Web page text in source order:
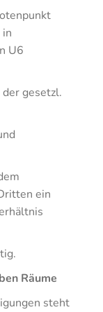
U6
gesetzl.
ein
Räume
steht